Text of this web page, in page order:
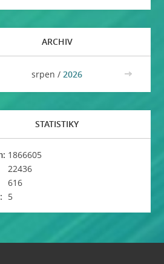
ARCHIV
srpen / 2026 >>
STATISTIKY
5
1866605
22436
616